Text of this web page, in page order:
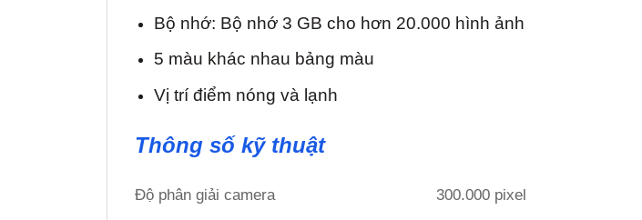
Bộ nhớ: Bộ nhớ 3 GB cho hơn 20.000 hình ảnh
5 màu khác nhau bảng màu
Vị trí điểm nóng và lạnh
Thông số kỹ thuật
Độ phân giải camera 300.000 pixel